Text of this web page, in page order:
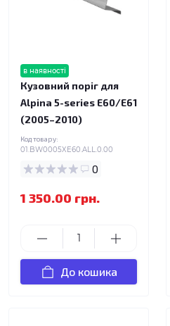
в наявності
Кузовний поріг для
Alpina 5-series E60/E61
(2005–2010)
Код товару:
01.BW0005XE60.ALL.0.00
0
1 350.00 грн.
До кошика